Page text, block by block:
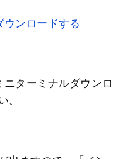
ンロードする
ターミナルダウンロ
。